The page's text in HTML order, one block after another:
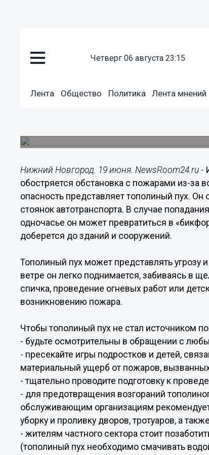
четверг 06 августа 23:15
Лента Общество Политика Лента мнений
Пожарные предупреждают
Нижний Новгород. 19 июня. NewsRoom24.ru -
обостряется обстановка с пожарами из-за
опасность представляет тополиный пух. Он
стоянок автотранспорта. В случае
одночасье он может превратиться в
доберется до зданий и сооружений.
Тополиный пух может представлять
ветре он легко поднимается, забиваясь в
спичка, проведение огневых работ или
возникновению пожара.
Чтобы тополиный пух не стал источником
- будьте осмотрительны в обращении с
- пресекайте игры подростков и детей,
материальный ущерб от пожаров,
- тщательно проводите подготовку к
- для предотвращения возгораний
обслуживающим организациям
уборку и проливку дворов, тротуаров, а
- жителям частного сектора стоит
(тополиный пух необходимо смачивать